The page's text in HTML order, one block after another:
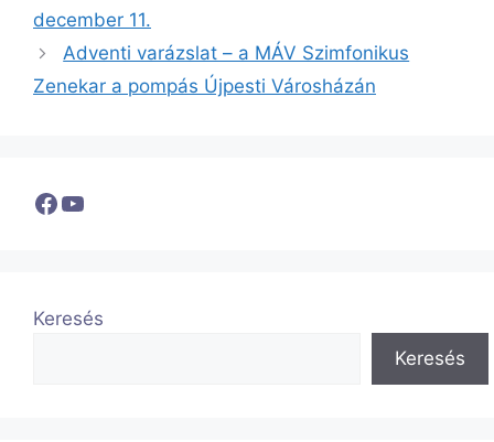
december 11.
Adventi varázslat – a MÁV Szimfonikus
Zenekar a pompás Újpesti Városházán
Facebook
YouTube
Keresés
Keresés